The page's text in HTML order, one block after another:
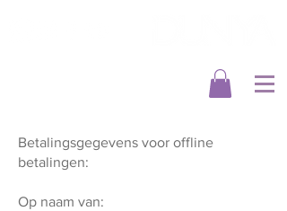
Betalingsgegevens voor offline
betalingen:
Op naam van: